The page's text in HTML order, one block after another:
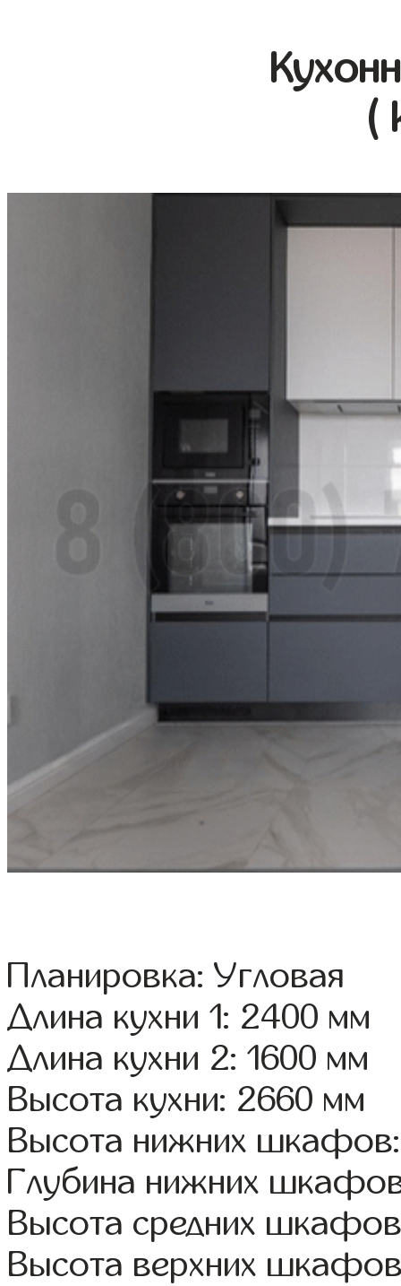
(
Планировка: Угловая
Длина кухни 1: 2400 мм
Длина кухни 2: 1600 мм
Высота кухни: 2660 мм
Высота нижних
Глубина нижних
Высота средних
Высота верхних